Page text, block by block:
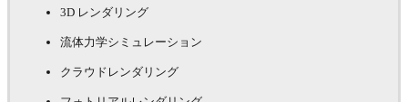
3D レンダリング
流体力学シミュレーション
クラウドレンダリング